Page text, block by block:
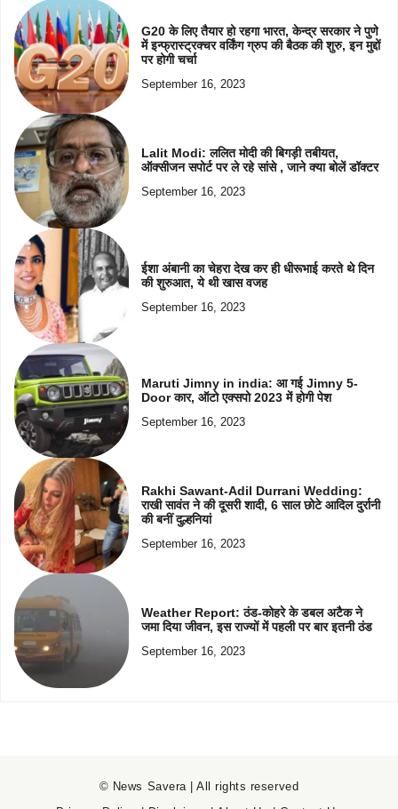
G20 के लिए तैयार हो रहगा भारत, केन्द्र सरकार ने पुणे
में इन्फ्रास्ट्रक्चर वर्किंग ग्रुप की बैठक की शुरु, इन मुद्दों
पर होगी चर्चा
September 16, 2023
Lalit Modi: ललित मोदी की बिगड़ी तबीयत,
ऑक्सीजन सपोर्ट पर ले रहे सांसे , जाने क्या बोलें डॉक्टर
September 16, 2023
ईशा अंबानी का चेहरा देख कर ही धीरूभाई करते थे दिन
की शुरुआत, ये थी खास वजह
September 16, 2023
Maruti Jimny in india: आ गई Jimny 5-
Door कार, ऑटो एक्सपो 2023 में होगी पेश
September 16, 2023
Rakhi Sawant-Adil Durrani Wedding:
राखी सावंत ने की दूसरी शादी, 6 साल छोटे आदिल दुर्रानी
की बनीं दुल्हनियां
September 16, 2023
Weather Report: ठंड-कोहरे के डबल अटैक ने
जमा दिया जीवन, इस राज्यों में पहली पर बार इतनी ठंड
September 16, 2023
© News Savera | All rights reserved